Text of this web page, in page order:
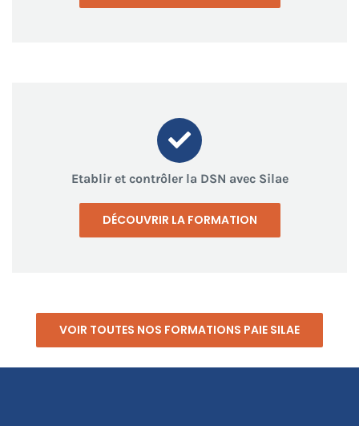
Etablir et contrôler la DSN avec Silae
DÉCOUVRIR LA FORMATION
VOIR TOUTES NOS FORMATIONS PAIE SILAE